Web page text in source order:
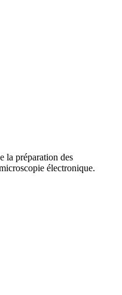
la préparation des
électronique.